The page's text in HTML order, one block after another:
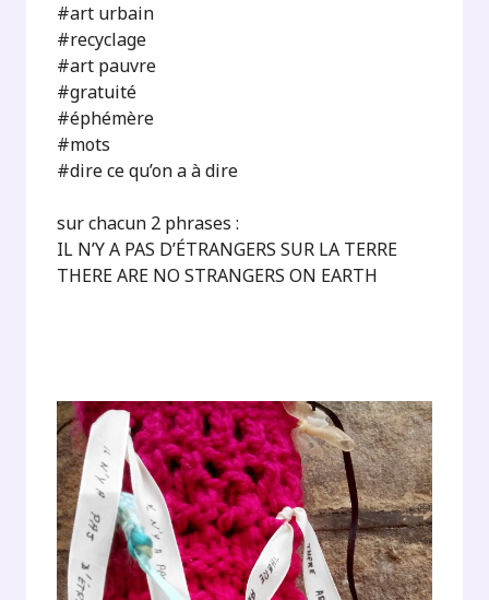
#art urbain
#recyclage
#art pauvre
#gratuité
#éphémère
#mots
#dire ce qu’on a à dire
sur chacun 2 phrases :
IL N’Y A PAS D’ÉTRANGERS SUR LA TERRE
THERE ARE NO STRANGERS ON EARTH